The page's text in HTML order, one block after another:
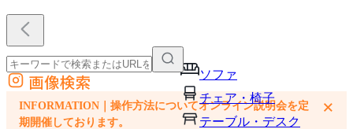
ソファ
チェア・椅子
テーブル・デスク
外部サイトの商品をカートに追加
他のサイトで見つけた商品ページのURLを貼り付けて、カートに追加できます
画像検索
INFORMATION｜操作方法についてオンライン説明会を定
期開催しております。
×